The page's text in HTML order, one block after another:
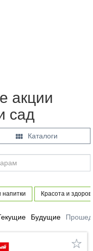
акции
сад
 Каталоги
напитки Красота и
Будущие